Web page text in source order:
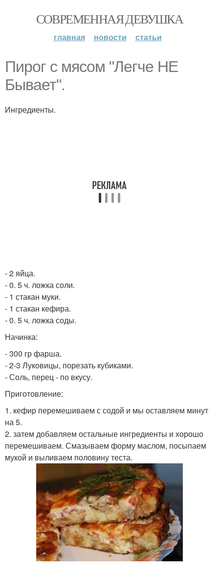
СОВРЕМЕННАЯ ДЕВУШКА
главная новости статьи
Пирог с мясом "Легче НЕ
Бывает".
Ингредиенты.
- 2 яйца.
- 0. 5 ч. ложка соли.
- 1 стакан муки.
- 1 стакан кефира.
- 0. 5 ч. ложка соды.
Начинка:
- 300 гр фарша.
- 2-3 Луковицы, порезать кубиками.
- Соль, перец - по вкусу.
Приготовление:
1. кефир перемешиваем с содой и мы оставляем минут
на 5.
2. затем добавляем остальные ингредиенты и хорошо
перемешиваем. Смазываем форму маслом, посыпаем
мукой и выливаем половину теста.